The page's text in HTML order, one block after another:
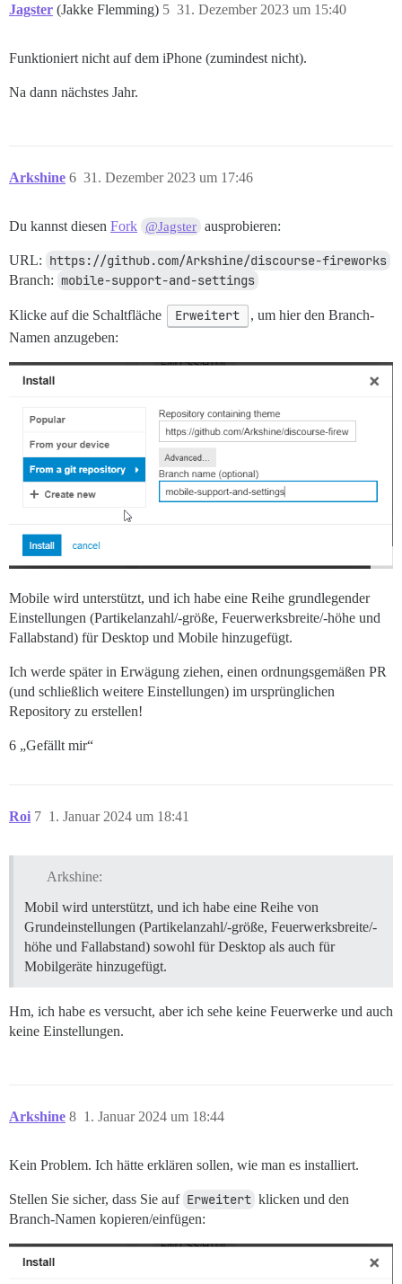
Jagster (Jakke Flemming) 31. Dezember 2023 um 15:40
5
Funktioniert nicht auf dem iPhone (zumindest nicht).
Na dann nächstes Jahr.
Arkshine 31. Dezember 2023 um 17:46
6
Du kannst diesen Fork @Jagster ausprobieren:
URL: https://github.com/Arkshine/discourse-fireworks
Branch: mobile-support-and-settings
Klicke auf die Schaltfläche Erweitert
, um hier den Branch-
Namen anzugeben:
Mobile wird unterstützt, und ich habe eine Reihe grundlegender
Einstellungen (Partikelanzahl/-größe, Feuerwerksbreite/-höhe und
Fallabstand) für Desktop und Mobile hinzugefügt.
Ich werde später in Erwägung ziehen, einen ordnungsgemäßen PR
(und schließlich weitere Einstellungen) im ursprünglichen
Repository zu erstellen!
6 „Gefällt mir“
Roi 1. Januar 2024 um 18:41
7
Arkshine:
Mobil wird unterstützt, und ich habe eine Reihe von
Grundeinstellungen (Partikelanzahl/-größe, Feuerwerksbreite/-
höhe und Fallabstand) sowohl für Desktop als auch für
Mobilgeräte hinzugefügt.
Hm, ich habe es versucht, aber ich sehe keine Feuerwerke und auch
keine Einstellungen.
Arkshine 1. Januar 2024 um 18:44
8
Kein Problem. Ich hätte erklären sollen, wie man es installiert.
Stellen Sie sicher, dass Sie auf Erweitert klicken und den
Branch-Namen kopieren/einfügen: